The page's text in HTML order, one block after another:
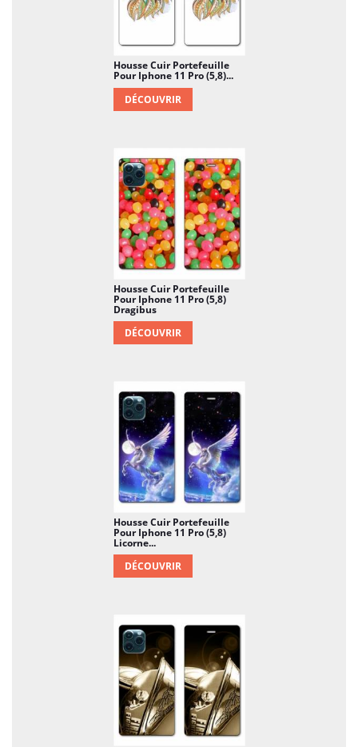
Housse Cuir Portefeuille
Pour Iphone 11 Pro (5,8)...
DÉCOUVRIR
Housse Cuir Portefeuille
Pour Iphone 11 Pro (5,8)
Dragibus
DÉCOUVRIR
Housse Cuir Portefeuille
Pour Iphone 11 Pro (5,8)
Licorne...
DÉCOUVRIR